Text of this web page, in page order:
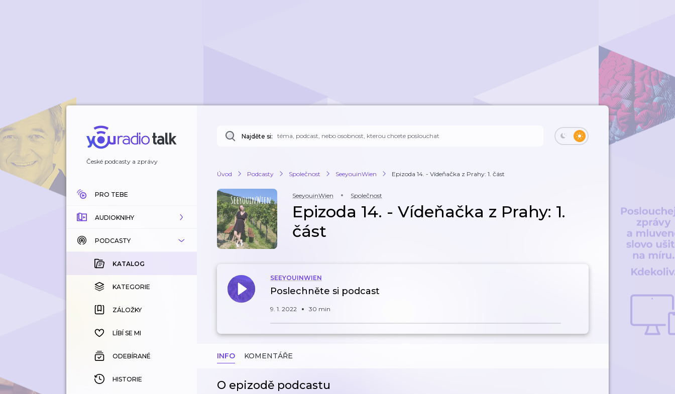
České podcasty a zprávy
PRO TEBE
AUDIOKNIHY
KATALOG
KOUPENÉ
KATEGORIE
ZÁLOŽKY
HISTORIE
PODCASTY
KATALOG
KATEGORIE
ZÁLOŽKY
LÍBÍ SE MI
ODEBÍRANÉ
HISTORIE
Najděte si:
Úvod Podcasty Společnost SeeyouinWien Epizoda 14. - Vídeňačka z Prahy: 1. část
SeeyouinWien Společnost
Epizoda 14. - Vídeňačka z Prahy: 1.
část
SEEYOUINWIEN
Poslechněte si podcast
9. 1. 2022 30 min
INFO KOMENTÁŘE
O epizodě podcastu